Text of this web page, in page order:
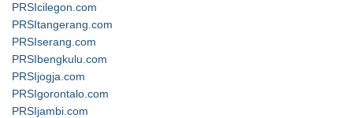
PRSIcilegon.com
PRSItangerang.com
PRSIserang.com
PRSIbengkulu.com
PRSIjogja.com
PRSIgorontalo.com
PRSIjambi.com